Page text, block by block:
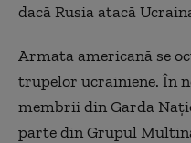
dacă Rusia atacă
Armata americană se
trupelor ucrainiene. În
membrii din Garda
parte din Grupul